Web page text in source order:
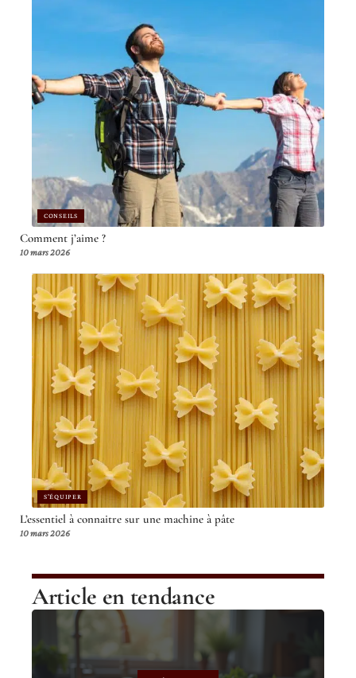
CONSEILS
Comment j’aime ?
10 mars 2026
S'ÉQUIPER
L’essentiel à connaitre sur une machine à pâte
10 mars 2026
Article en tendance